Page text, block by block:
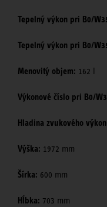
Tepelný výkon pri B0/
Tepelný výkon pri B0/
Menovitý objem: 162 l
Výkonové číslo pri B0/
Hladina zvukového
Výška: 1972 mm
Šírka: 600 mm
Hĺbka: 703 mm